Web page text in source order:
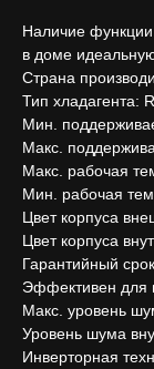
Наличие
в доме
Страна
Тип хладагента:
Мин.
Макс.
Макс. рабочая
Мин. рабочая
Цвет корпуса
Цвет корпуса
Гарантийный
Эффективен
Макс. уровень
Уровень шума
Инверторная